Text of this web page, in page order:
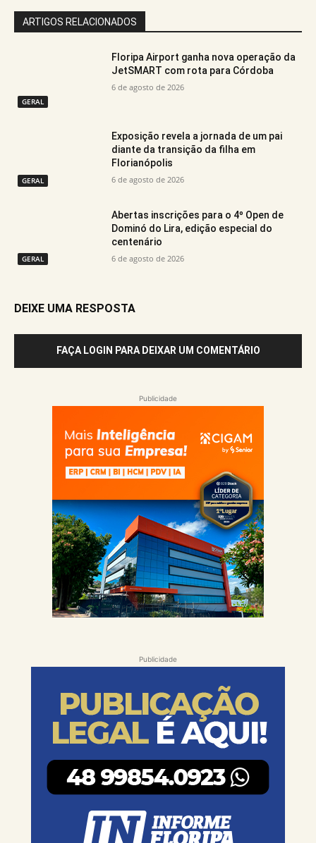
ARTIGOS RELACIONADOS
GERAL
Floripa Airport ganha nova operação da
JetSMART com rota para Córdoba
6 de agosto de 2026
GERAL
Exposição revela a jornada de um pai
diante da transição da filha em
Florianópolis
6 de agosto de 2026
GERAL
Abertas inscrições para o 4º Open de
Dominó do Lira, edição especial do
centenário
6 de agosto de 2026
DEIXE UMA RESPOSTA
FAÇA LOGIN PARA DEIXAR UM COMENTÁRIO
Publicidade
Publicidade